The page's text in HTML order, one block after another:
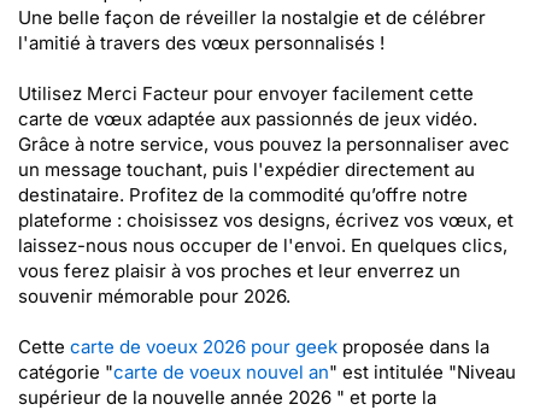
Une belle façon de réveiller la nostalgie et de célébrer
l'amitié à travers des vœux personnalisés !
Utilisez Merci Facteur pour envoyer facilement cette
carte de vœux adaptée aux passionnés de jeux vidéo.
Grâce à notre service, vous pouvez la personnaliser avec
un message touchant, puis l'expédier directement au
destinataire. Profitez de la commodité qu’offre notre
plateforme : choisissez vos designs, écrivez vos vœux, et
laissez-nous nous occuper de l'envoi. En quelques clics,
vous ferez plaisir à vos proches et leur enverrez un
souvenir mémorable pour 2026.
Cette carte de voeux 2026 pour geek proposée dans la
catégorie "carte de voeux nouvel an" est intitulée "Niveau
supérieur de la nouvelle année 2026 " et porte la